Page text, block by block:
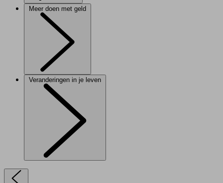
Meer doen met geld
Veranderingen in je leven